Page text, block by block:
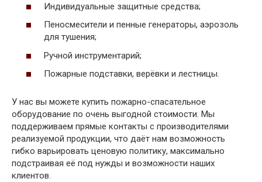
Индивидуальные защитные средства;
Пеносмесители и пенные генераторы, аэрозоль
для тушения;
Ручной инструментарий;
Пожарные подставки, верёвки и лестницы.
У нас вы можете купить пожарно-спасательное
оборудование по очень выгодной стоимости. Мы
поддерживаем прямые контакты с производителями
реализуемой продукции, что даёт нам возможность
гибко варьировать ценовую политику, максимально
подстраивая её под нужды и возможности наших
клиентов.